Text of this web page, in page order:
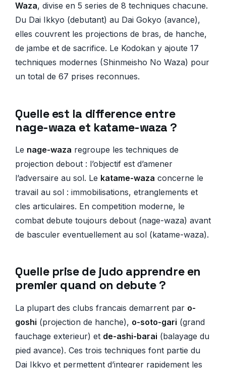
Waza, divise en 5 series de 8 techniques chacune.
Du Dai Ikkyo (debutant) au Dai Gokyo (avance),
elles couvrent les projections de bras, de hanche,
de jambe et de sacrifice. Le Kodokan y ajoute 17
techniques modernes (Shinmeisho No Waza) pour
un total de 67 prises reconnues.
Quelle est la difference entre
nage-waza et katame-waza ?
Le nage-waza regroupe les techniques de
projection debout : l’objectif est d’amener
l’adversaire au sol. Le katame-waza concerne le
travail au sol : immobilisations, etranglements et
cles articulaires. En competition moderne, le
combat debute toujours debout (nage-waza) avant
de basculer eventuellement au sol (katame-waza).
Quelle prise de judo apprendre en
premier quand on debute ?
La plupart des clubs francais demarrent par o-
goshi (projection de hanche), o-soto-gari (grand
fauchage exterieur) et de-ashi-barai (balayage du
pied avance). Ces trois techniques font partie du
Dai Ikkyo et permettent d’integrer rapidement les